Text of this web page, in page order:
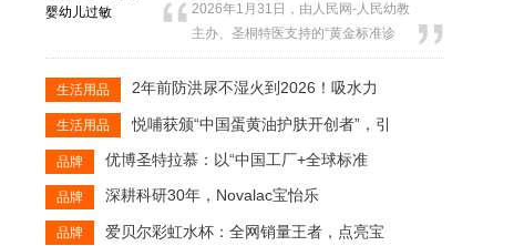
增长态势。2026年1月28日，婴童皮
肤健康学术交流会召开，8位权威专家
护理提供科学方向。本文结合...
2026年1月31日，由人民网-人民幼教
主办、圣桐特医支持的“黄金标准诊
断，科学管理治疗——正确认识婴幼
儿过敏诊断与治疗的科普行动”总结暨
民日报社新媒体大厦成功举行。该科
普行动自2025年在中华医学会第三十
与人民幼教联合启动以来，持...
生活用品 2年前防洪尿不湿火到2026！吸水力
生活用品 悦哺获颁“中国蛋黄油护肤开创者”，引
品牌 优博圣特拉慕：以“中国工厂+全球标准
品牌 深耕科研30年，Novalac宝怡乐
品牌 爱贝尔彩虹水杯：全网销量王者，点亮宝